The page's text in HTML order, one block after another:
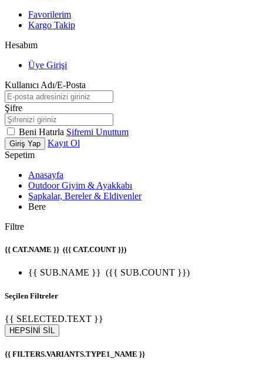
Favorilerim
Kargo Takip
Hesabım
Üye Girişi
Kullanıcı Adı/E-Posta
Şifre
Beni Hatırla Şifremi Unuttum
Giriş Yap
Kayıt Ol
Sepetim
Anasayfa
Outdoor Giyim & Ayakkabı
Şapkalar, Bereler & Eldivenler
Bere
Filtre
{{ CAT.NAME }} ({{ CAT.COUNT }})
{{ SUB.NAME }} ({{ SUB.COUNT }})
Seçilen Filtreler
{{ SELECTED.TEXT }}
HEPSİNİ SİL
{{ FILTERS.VARIANTS.TYPE1_NAME }}